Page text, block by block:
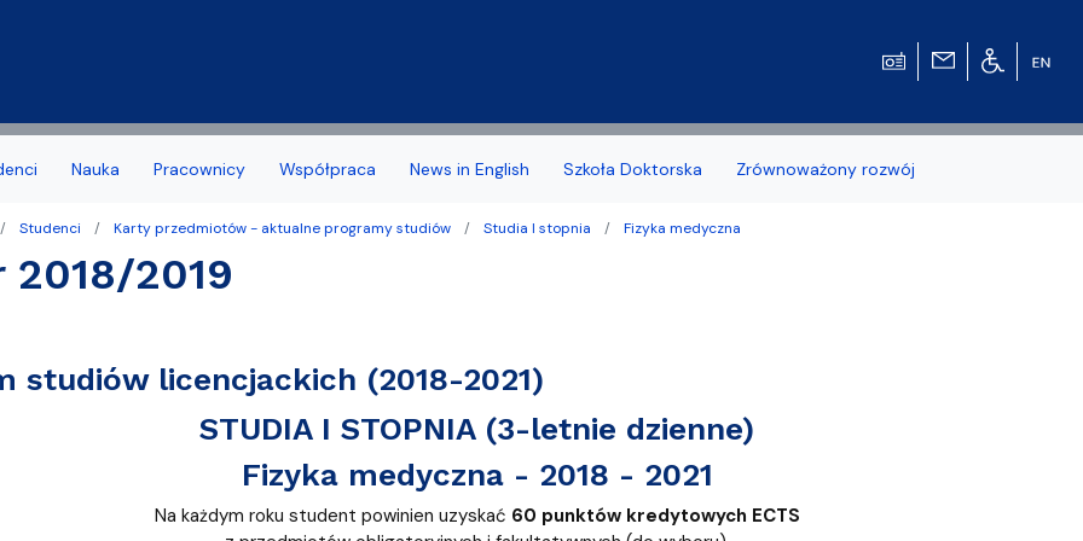
Wydziału
Causa
Deklaracja dostępności
Biuro Karier
Samorząd Studentów
Dofinansowanie aktywności studenckiej WMFiI
Nauka
obrony, nagrody
Pracownicy Współpraca News in English Szkoła Doktorska Zrównoważony rozwój
Studenci Karty przedmiotów - aktualne programy studiów Studia I stopnia Fizyka medyczna
2018/2019
studiów licencjackich (2018-2021)
STUDIA I STOPNIA (3-letnie dzienne)
Fizyka medyczna - 2018 - 2021
Na każdym roku student powinien uzyskać 60 punktów kredytowych ECTS